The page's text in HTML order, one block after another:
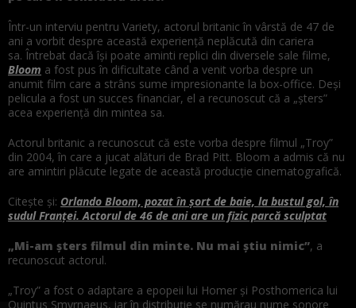
Într-un interviu pentru Variety, actorul britanic în vârstă de 47 de
ani a vorbit despre această experiență neplăcută din cariera
sa. Întrebat dacă își poate aminti replici din diversele sale filme,
Bloom a fost pus în dificultate când a venit vorba despre un
anumit film care a strâns sume impresionante la box-office. Deși
pelicula a fost un succes financiar, el a recunoscut că a „șters”
acea experiență din mintea sa.
Actorul britanic a recunoscut că este vorba despre filmul „Troy”
din 2004, în care a jucat alături de Brad Pitt. Bloom a admis că nu
are amintiri plăcute legate de această producție cinematografică.
Citește și: Orlando Bloom, pozat în șort de baie, la bustul gol, în
sudul Franței. Actorul de 46 de ani are un fizic parcă sculptat
„Mi-am șters filmul din minte. Nu mai știu nimic”, a
recunoscut actorul.
„Troy” a fost o adaptare a epopeii lui Homer și Posthomerica lui
Quintus Smyrnaeus, iar în distribuție se numărau nume sonore